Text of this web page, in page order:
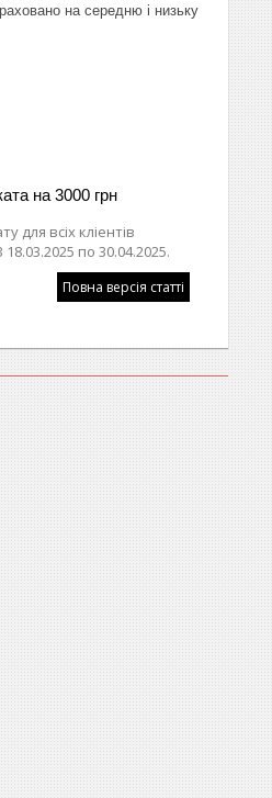
на середню і низьку
на 3000 грн
для всіх кліентів
по 30.04.2025.
Повна версія статті